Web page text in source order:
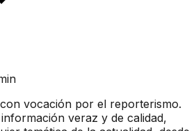
vocación por el reporterismo.
veraz y de calidad,